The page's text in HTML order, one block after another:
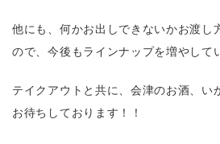
他にも、何かお出しできないかお渡し
ので、今後もラインナップを増やして
テイクアウトと共に、会津のお酒、い
お待ちしております！！